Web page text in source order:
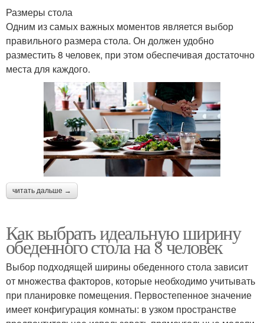
Размеры стола
Одним из самых важных моментов является выбор
правильного размера стола. Он должен удобно
разместить 8 человек, при этом обеспечивая достаточно
места для каждого.
читать дальше →
Как выбрать идеальную ширину
обеденного стола на 8 человек
Выбор подходящей ширины обеденного стола зависит
от множества факторов, которые необходимо учитывать
при планировке помещения. Первостепенное значение
имеет конфигурация комнаты: в узком пространстве